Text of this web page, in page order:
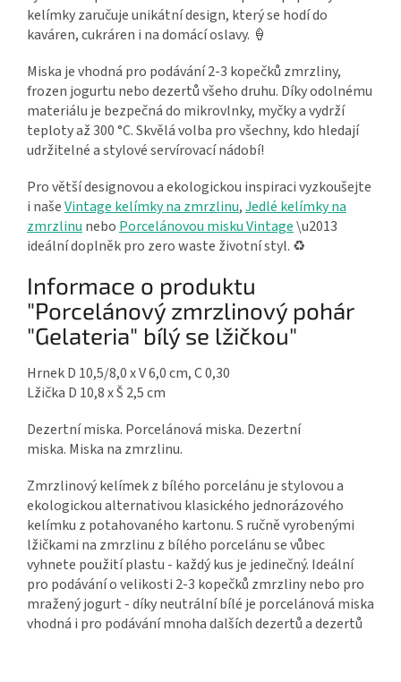
kelímky zaručuje unikátní design, který se hodí do
kaváren, cukráren i na domácí oslavy. 🍦
Miska je vhodná pro podávání 2-3 kopečků zmrzliny,
frozen jogurtu nebo dezertů všeho druhu. Díky odolnému
materiálu je bezpečná do mikrovlnky, myčky a vydrží
teploty až 300 °C. Skvělá volba pro všechny, kdo hledají
udržitelné a stylové servírovací nádobí!
Pro větší designovou a ekologickou inspiraci vyzkoušejte
i našeVintage kelímky na zmrzlinu,Jedlé kelímky na
zmrzlinu nebo Porcelánovou misku Vintage\u2013
ideální doplněk pro zero waste životní styl. ♻️
Informace o produktu
"Porcelánový zmrzlinový pohár
"Gelateria" bílý se lžičkou"
Hrnek D 10,5/8,0 x V 6,0 cm, C 0,30
Lžička D 10,8 x Š 2,5 cm
Dezertní miska. Porcelánová miska. Dezertní
miska. Miska na zmrzlinu.
Zmrzlinový kelímek z bílého porcelánu je stylovou a
ekologickou alternativou klasického jednorázového
kelímku z potahovaného kartonu. S ručně vyrobenými
lžičkami na zmrzlinu z bílého porcelánu se vůbec
vyhnete použití plastu - každý kus je jedinečný. Ideální
pro podávání o velikosti 2-3 kopečků zmrzliny nebo pro
mražený jogurt - díky neutrální bílé je porcelánová miska
vhodná i pro podávání mnoha dalších dezertů a dezertů